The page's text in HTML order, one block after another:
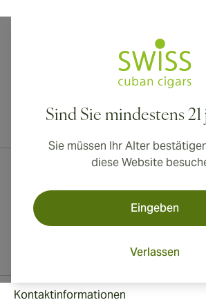
Sind Sie mindestens 21
Sie müssen Ihr Alter
diese Website
Eingeben
Verlassen
Internationaler Versand nach Kanada,
Kontaktinformationen